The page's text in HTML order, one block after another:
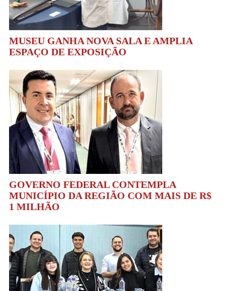
MUSEU GANHA NOVA SALA E AMPLIA
ESPAÇO DE EXPOSIÇÃO
GOVERNO FEDERAL CONTEMPLA
MUNICÍPIO DA REGIÃO COM MAIS DE R$
1 MILHÃO